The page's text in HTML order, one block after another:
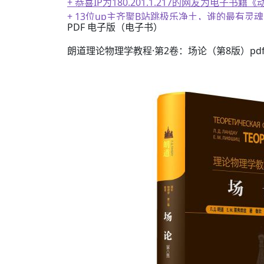
+ 13位up主齐聚B站跳极乐净土，谁的最有灵魂
PDF 电子版（电子书）
朗道理论物理学教程·第2卷：场论（第8版）